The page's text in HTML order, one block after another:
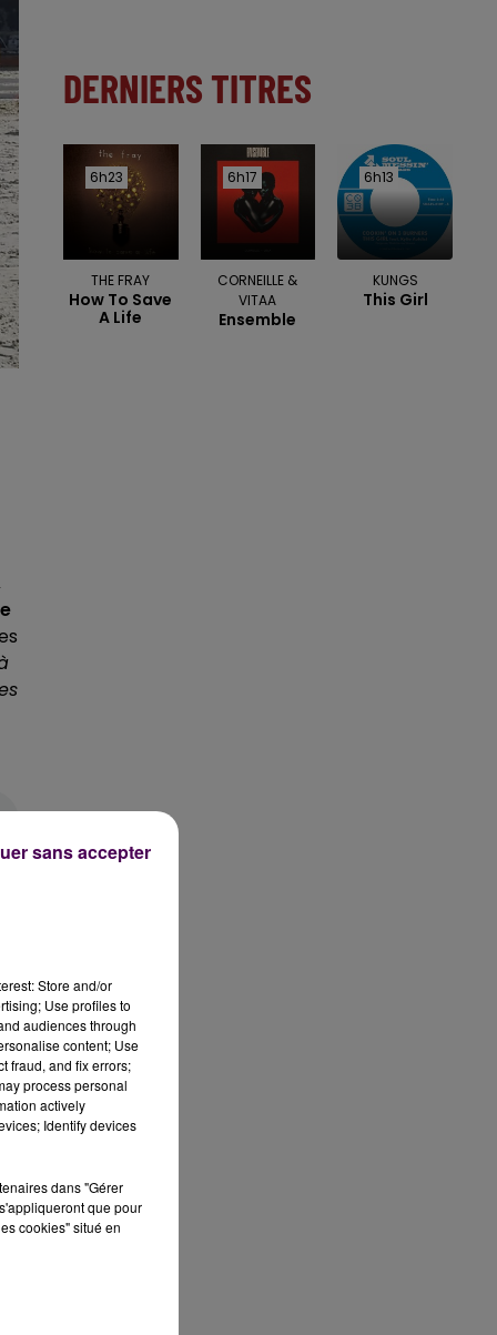
DERNIERS TITRES
6h23
6h23
THE FRAY
How To Save
A Life
6h17
6h17
CORNEILLE &
VITAA
Ensemble
6h13
6h13
KUNGS
This Girl
Store and/or
Use profiles to
audiences through
content; Use
fraud, and fix errors;
process personal
actively
Identify devices
dans "Gérer
que pour
cookies" situé en
sans accepter